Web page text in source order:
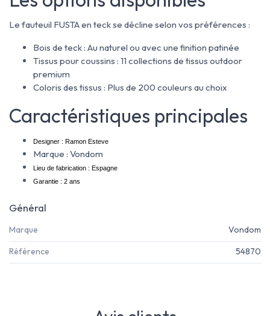
Le fauteuil FUSTA en teck se décline selon vos préférences :
Bois de teck : Au naturel ou avec une finition patinée
Tissus pour coussins : 11 collections de tissus outdoor
premium
Coloris des tissus : Plus de 200 couleurs au choix
Caractéristiques principales
Designer : Ramon Esteve
Marque : Vondom
Lieu de fabrication : Espagne
Garantie : 2 ans
Général
Marque Vondom
Référence 54870